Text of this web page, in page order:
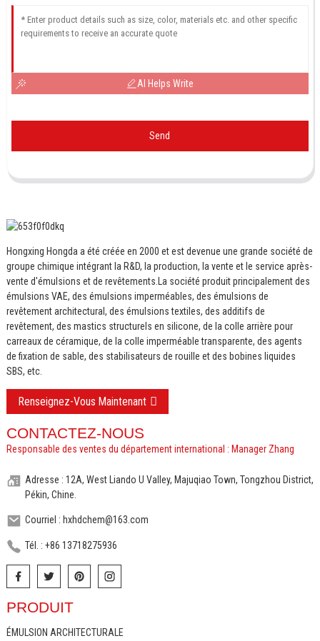
AI Helps Write
Send
Hongxing Hongda a été créée en 2000 et est devenue une grande société de
groupe chimique intégrant la R&D, la production, la vente et le service après-
vente d'émulsions et de revêtements.
La société produit principalement des
émulsions VAE, des émulsions imperméables, des émulsions de
revêtement architectural, des émulsions textiles, des additifs de
revêtement, des mastics structurels en silicone, de la colle arrière pour
carreaux de céramique, de la colle imperméable transparente, des agents
de fixation de sable, des stabilisateurs de rouille et des bobines liquides
SBS, etc.
Renseignez-Vous Maintenant
CONTACTEZ-NOUS
Responsable des ventes du département international : Manager Zhang
Adresse : 12A, West Liando U Valley, Majuqiao Town, Tongzhou District,
Pékin, Chine.
Courriel : hxhdchem@163.com
Tél. : +86 13718275936
PRODUIT
ÉMULSION ARCHITECTURALE